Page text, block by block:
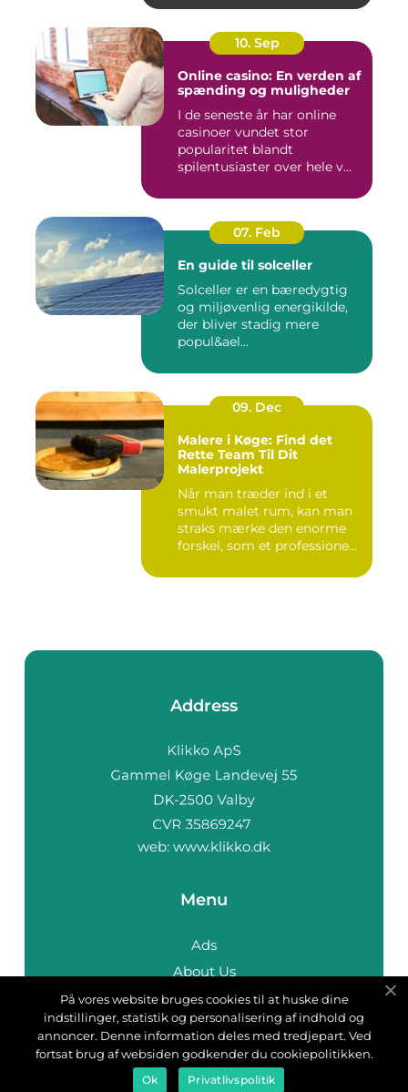
10. Sep
Online casino: En verden af
spænding og muligheder
I de seneste år har online
casinoer vundet stor
popularitet blandt
spilentusiaster over hele v...
07. Feb
En guide til solceller
Solceller er en bæredygtig
og miljøvenlig energikilde,
der bliver stadig mere
popul&ael...
09. Dec
Malere i Køge: Find det
Rette Team Til Dit
Malerprojekt
Når man træder ind i et
smukt malet rum, kan man
straks mærke den enorme
forskel, som et professione...
Address
web: www.klikko.dk
Menu
Ads
About Us
Cookies
Contact
Sitemap
På vores website bruges cookies til at huske dine
indstillinger, statistik og personalisering af indhold og
annoncer. Denne information deles med tredjepart. Ved
fortsat brug af websiden godkender du cookiepolitikken.
Ok Privatlivspolitik